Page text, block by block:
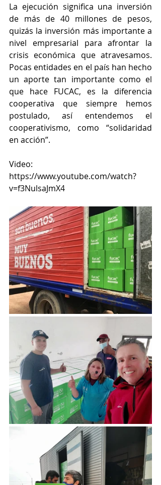
La ejecución significa una inversión
de más de 40 millones de pesos,
quizás la inversión más importante a
nivel empresarial para afrontar la
crisis económica que atravesamos.
Pocas entidades en el país han hecho
un aporte tan importante como el
que hace FUCAC, es la diferencia
cooperativa que siempre hemos
postulado, así entendemos el
cooperativismo, como “solidaridad
en acción”.
Video:
https://www.youtube.com/watch?
v=f3NulsaJmX4